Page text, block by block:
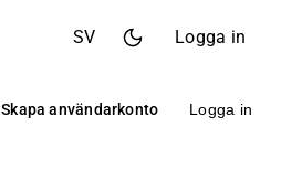
SV Logga in
Skapa användarkonto Logga in